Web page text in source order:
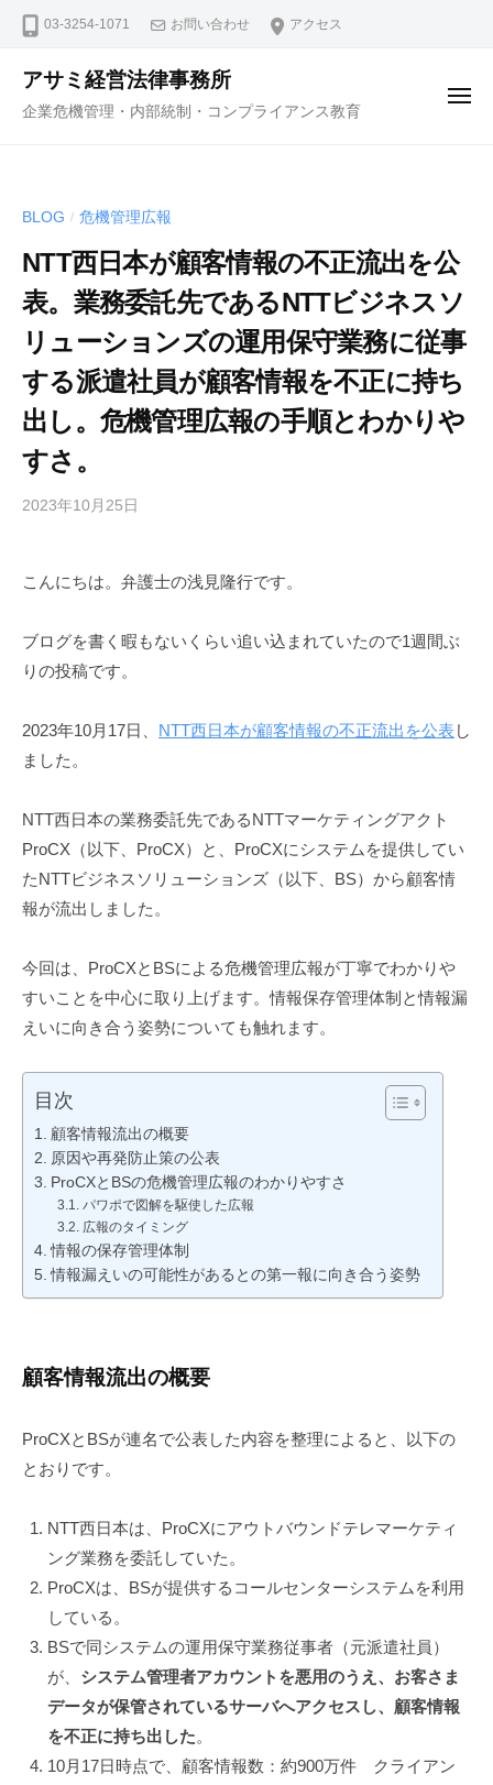
03-3254-1071 お問い合わせ アクセス
アサミ経営法律事務所
企業危機管理・内部統制・コンプライアンス教育
メ
BLOG / 危機管理広報
NTT西日本が顧客情報の不正流出を公
表。業務委託先であるNTTビジネスソ
リューションズの運用保守業務に従事
する派遣社員が顧客情報を不正に持ち
出し。危機管理広報の手順とわかりや
すさ。
2023年10月25日
護
浅
こんにちは。弁護士の浅見隆行です。
ブログを書く暇もないくらい追い込まれていたので1週間ぶ
りの投稿です。
2023年10月17日、 NTT西日本が顧客情報の不正流出を公表し
ました。
NTT西日本の業務委託先であるNTTマーケティングアクト
ProCX（以下、ProCX）と、ProCXにシステムを提供してい
たNTTビジネスソリューションズ（以下、BS）から顧客情
報が流出しました。
今回は、ProCXとBSによる危機管理広報が丁寧でわかりや
すいことを中心に取り上げます。情報保存管理体制と情報漏
えいに向き合う姿勢についても触れます。
目次
顧客情報流出の概要
原因や再発防止策の公表
ProCXとBSの危機管理広報のわかりやすさ
パワポで図解を駆使した広報
広報のタイミング
情報の保存管理体制
情報漏えいの可能性があるとの第一報に向き合う姿勢
顧客情報流出の概要
ProCXとBSが連名で公表した内容を整理によると、以下の
とおりです。
NTT西日本は、ProCXにアウトバウンドテレマーケティ
ング業務を委託していた。
ProCXは、BSが提供するコールセンターシステムを利用
している。
BSで同システムの運用保守業務従事者（元派遣社員）
が、 システム管理者アカウントを悪用のうえ、お客さま
データが保管されているサーバへアクセスし、顧客情報
を不正に持ち出した。
10月17日時点で、顧客情報数：約900万件 クライアン